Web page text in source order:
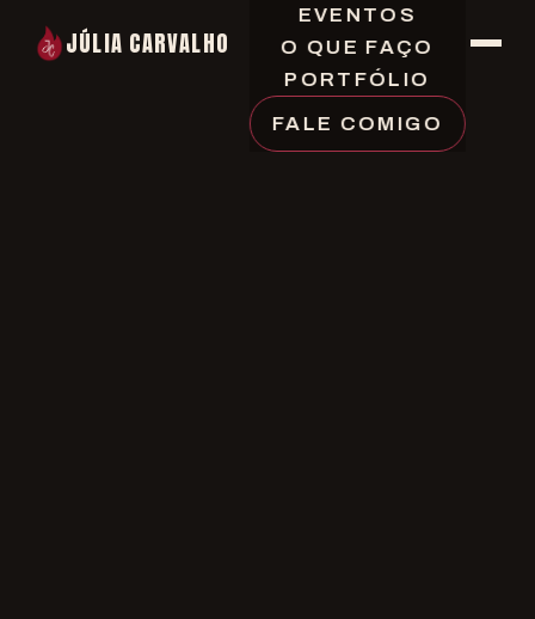
JÚLIA CARVALHO
EVENTOS
O QUE FAÇO
PORTFÓLIO
FALE COMIGO